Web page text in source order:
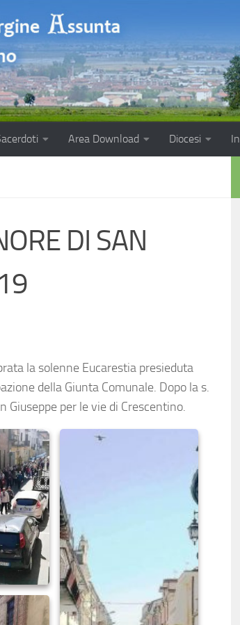
Area Download Diocesi
DI SAN
la solenne Eucarestia presieduta
della Giunta Comunale. Dopo la s.
Giuseppe per le vie di Crescentino.